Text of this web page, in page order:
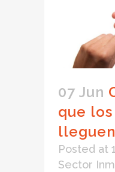
07 Jun
que
Posted at
Sector